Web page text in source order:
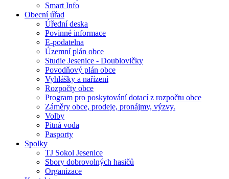
Smart Info
Obecní úřad
Úřední deska
Povinné informace
E-podatelna
Územní plán obce
Studie Jesenice - Doublovičky
Povodňový plán obce
Vyhlášky a nařízení
Rozpočty obce
Program pro poskytování dotací z rozpočtu obce
Záměry obce, prodeje, pronájmy, výzvy.
Volby
Pitná voda
Pasporty
Spolky
TJ Sokol Jesenice
Sbory dobrovolných hasičů
Organizace